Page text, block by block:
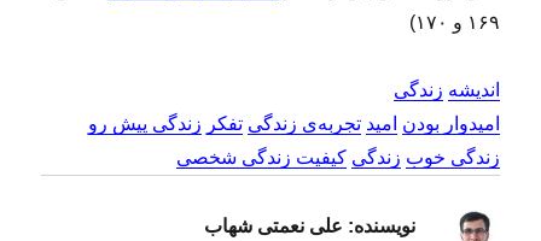
۱۶۹ و ۱۷۰)
اندیشه زندگی
امیدوار بودن امید تجربه‌ی زندگی تفکر زندگی پیش رو
زندگی خوب زندگی کیفیت زندگی شخصی
نویسنده: علی نعمتی شهاب